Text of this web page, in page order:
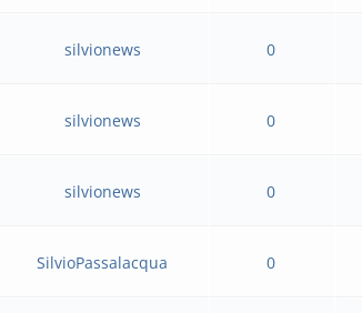
silvionews 0
silvionews 0
silvionews 0
SilvioPassalacqua 0